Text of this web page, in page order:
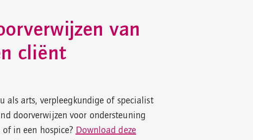
van
cliënt
als arts, verpleegkundige of specialist
doorverwijzen voor ondersteuning
of in een hospice? Download deze